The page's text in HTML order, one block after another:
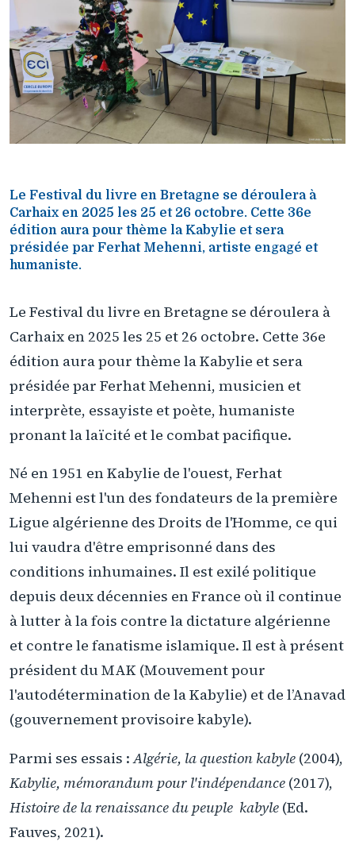
Le Festival du livre en Bretagne se déroulera à
Carhaix en 2025 les 25 et 26 octobre. Cette 36e
édition aura pour thème la Kabylie et sera
présidée par Ferhat Mehenni, artiste engagé et
humaniste.
Le Festival du livre en Bretagne se déroulera à
Carhaix en 2025 les 25 et 26 octobre. Cette 36e
édition aura pour thème la Kabylie et sera
présidée par Ferhat Mehenni, musicien et
interprète, essayiste et poète, humaniste
pronant la laïcité et le combat pacifique.
Né en 1951 en Kabylie de l'ouest, Ferhat
Mehenni est l'un des fondateurs de la première
Ligue algérienne des Droits de l'Homme, ce qui
lui vaudra d'être emprisonné dans des
conditions inhumaines. Il est exilé politique
depuis deux décennies en France où il continue
à lutter à la fois contre la dictature algérienne
et contre le fanatisme islamique. Il est à présent
président du MAK (Mouvement pour
l'autodétermination de la Kabylie) et de l’Anavad
(gouvernement provisoire kabyle).
Parmi ses essais :Algérie, la question kabyle (2004),
Kabylie, mémorandum pour l'indépendance (2017),
Histoire de la renaissance du peuple kabyle (Ed.
Fauves, 2021).